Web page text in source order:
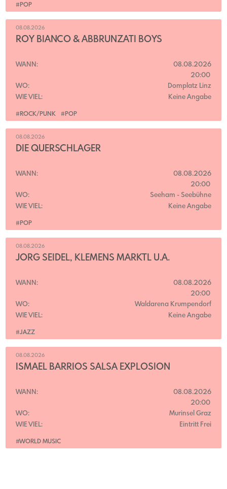
#POP
#ROCK/PUNK #POP
08.08.2026
ROY BIANCO & ABBRUNZATI BOYS
WANN:
08.08.2026
20:00
WO:
Domplatz Linz
WIE VIEL:
Keine Angabe
#POP
08.08.2026
DIE QUERSCHLÄGER
WANN:
08.08.2026
20:00
WO:
Seeham - Seebühne
WIE VIEL:
Keine Angabe
#JAZZ
08.08.2026
JÖRG SEIDEL, KLEMENS MARKTL U.A.
WANN:
08.08.2026
20:00
WO:
Waldarena Krumpendorf
WIE VIEL:
Keine Angabe
#WORLD MUSIC
08.08.2026
ISMAEL BARRIOS SALSA EXPLOSION
WANN:
08.08.2026
20:00
WO:
Murinsel Graz
WIE VIEL:
Eintritt Frei